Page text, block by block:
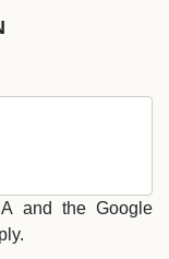
and the Google